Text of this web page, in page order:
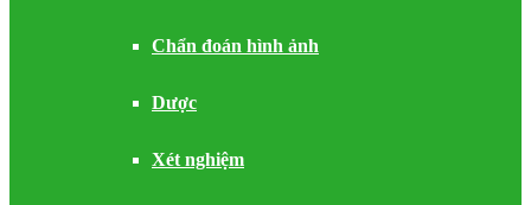
Chẩn đoán hình ảnh
Dược
Xét nghiệm